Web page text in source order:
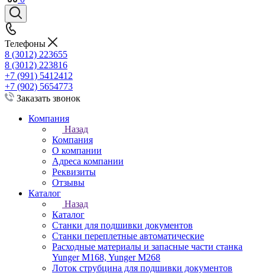
Телефоны
8 (3012) 223655
8 (3012) 223816
+7 (991) 5412412
+7 (902) 5654773
Заказать звонок
Компания
Назад
Компания
О компании
Адреса компании
Реквизиты
Отзывы
Каталог
Назад
Каталог
Станки для подшивки документов
Станки переплетные автоматические
Расходные материалы и запасные части станка
Yunger M168, Yunger M268
Лоток струбцина для подшивки документов